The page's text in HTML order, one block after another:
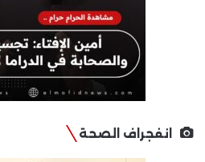
انفجراف الصحة